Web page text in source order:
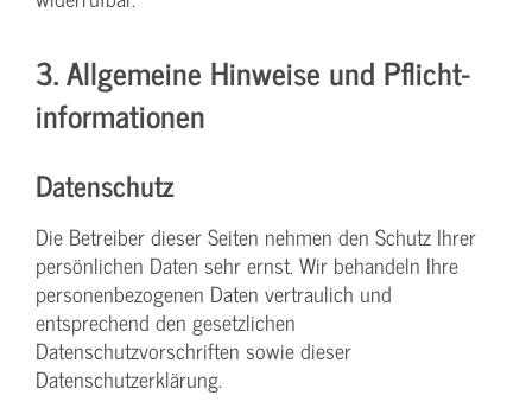
3. Allgemeine Hinweise und Pflicht­
informationen
Datenschutz
Die Betreiber dieser Seiten nehmen den Schutz Ihrer
persönlichen Daten sehr ernst. Wir behandeln Ihre
personenbezogenen Daten vertraulich und
entsprechend den gesetzlichen
Datenschutzvorschriften sowie dieser
Datenschutzerklärung.